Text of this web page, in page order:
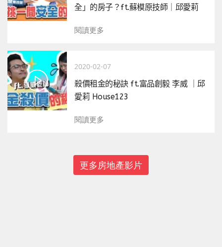
全」的房子？ft.蘇模原技師｜邱愛莉
閱讀更多
2020-02-07
殺價租金的秘訣 ft.富品創毅 李威 ｜邱
愛莉 House123
閱讀更多
更多房地產影片